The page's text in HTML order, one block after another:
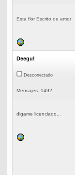
Esta flor Escrito de amor
Deegu!
Desconectado
Mensajes: 1492
digame licenciado...